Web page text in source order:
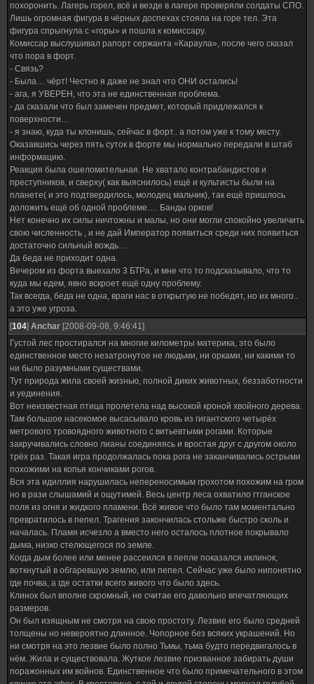
похоронить. Лагерь горел, всё и везде в лагере проверяли солдаты СПО.
Лишь огромная фигура в чёрных доспехах стояла на горе тел. Эта
фигура спрыгнула с «горы» и пошла к комиссару.
Комиссар выслушивал рапорт сержанта «Караула», после чего сказал
что пора в форт.
- Связь?
- Была… чёрт! Честно я даже не знал что ОНИ остались!
- ага, я УВЕРЕН, что эта не единственная проблема.
- да сказали что был замечен предмет, который придлежался к
поверхности…
- я знаю, куда ты клонишь, сейчас в форт.. а потом уже к тому месту.
Оказавшись через пять суток в форте мы нормально передали в штаб
информацию.
Реакция была ошеломительная. Не хватало контрабандистов и
преступников, и сверху( как выяснилось) ещё и культисты были на
планете( и это подтвердилось, молодец мальчик), так ещё пришлось
доложить ещё об одной проблеме…. Банды орков!
Нет конечно их силы ничтожны и малы, но они могли спокойно увеличить
свою численность , и не дай Император появиться среди них появиться
достаточно сильный вождь…
Да беда не приходит одна.
Вечером из форта выехало 3 БТРа, и мне что то подсказывало, что то
куда мы едем, явно вскроет ещё одну проблему.
Так всегда, беда не одна, враги нас в открытую не победят, но их много..
а это уже угроза.
[104] Anchar [2008-09-08, 9:46:41]
Густой лес простирался на многие километры материка, это было
единственное место незатронутое не людьми, ни орками, ни какими то
ни было разумными существами.
Тут природа жила своей жизнью, полной диких животных, беззаботности
и уединения.
Вот неизвестная птица пролетела над высокой кроной хвойного дерева.
Там большое насекомое высасывало кровь из гигантского четырёх
метрового тровоядного животного с витьевтыми рогами. Которые
закручивались словно лианы соединяясь и вростая друг с другом около
трёх раз. Такая игра продолжалась пока рога не заканчивались острыми
похожими на копья кончиками рогов.
Вся эта идиллия нарушилась непереносимым грохотом похожим на гром
но в рази слышамий и ощутимей. Весь центр леса охватило гтганское
поля из огня и жидкого пламени. Всё живое что было там моментально
превратилось в пепел. Трагения закончилась стольже быстро сколь и
началась. Пламя исчезло а вместо него осталось плотное покрывало
дыма, низко стелющегося по земле.
Когда дым более или менее рассеился в пепле показался иклинок,
воткнутый в обгаревшую землю, или пепел. Сейчас уже было нипонятно
где почва, а где остатки всего живого что было здесь.
Клинок был вполне скромный, не считае его давольно впечатляющих
размеров.
Он был изящным не смотря на свою простоту. Лезвие его было средней
толщены но невероятно длинное. Чопорное без всяких украшений. Но
ни смотря на это лезвие было полно Тьмы, тьма будто передвигалось в
нём. Жила и существовала. Жуткое лезвие призванное забирать души
поражонных им войнов. Единственное что было примечательного в этом